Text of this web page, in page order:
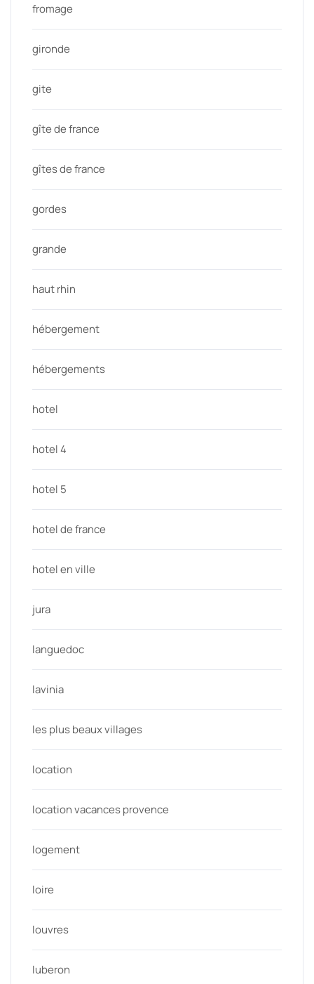
fromage
gironde
gite
gîte de france
gîtes de france
gordes
grande
haut rhin
hébergement
hébergements
hotel
hotel 4
hotel 5
hotel de france
hotel en ville
jura
languedoc
lavinia
les plus beaux villages
location
location vacances provence
logement
loire
louvres
luberon